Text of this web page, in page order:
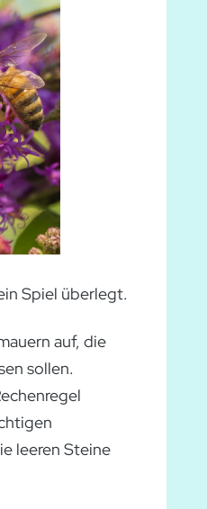
Spiel überlegt.
auf, die
sollen.
leeren Steine